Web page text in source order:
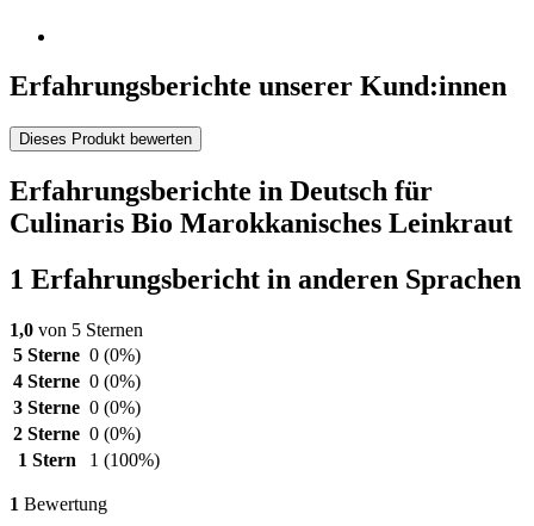
Erfahrungsberichte unserer Kund:innen
Dieses Produkt bewerten
Erfahrungsberichte in Deutsch für
Culinaris Bio Marokkanisches Leinkraut
1 Erfahrungsbericht in anderen Sprachen
1,0 von 5 Sternen
5 Sterne 0 (0%)
4 Sterne 0 (0%)
3 Sterne 0 (0%)
2 Sterne 0 (0%)
1 Stern
1 (100%)
1 Bewertung